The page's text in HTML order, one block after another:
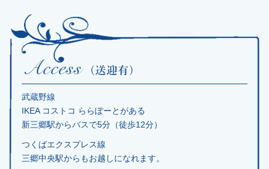
武蔵野線
IKEA コストコ ららぽーとがある
新三郷駅からバスで5分（徒歩12分）
つくばエクスプレス線
三郷中央駅からもお越しになれます。